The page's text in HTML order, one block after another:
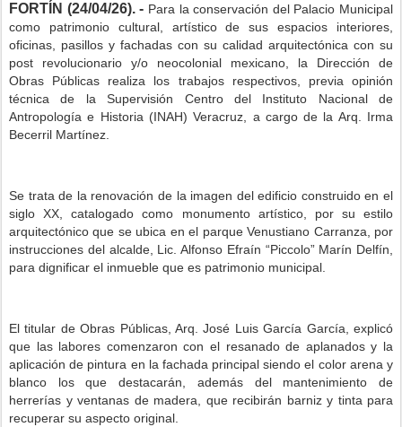
FORTÍN (24/04/26). - Para la conservación del Palacio Municipal
como patrimonio cultural, artístico de sus espacios interiores,
oficinas, pasillos y fachadas con su calidad arquitectónica con su
post revolucionario y/o neocolonial mexicano, la Dirección de
Obras Públicas realiza los trabajos respectivos, previa opinión
técnica de la Supervisión Centro del Instituto Nacional de
Antropología e Historia (INAH) Veracruz, a cargo de la Arq. Irma
Becerril Martínez.
Se trata de la renovación de la imagen del edificio construido en el
siglo XX, catalogado como monumento artístico, por su estilo
arquitectónico que se ubica en el parque Venustiano Carranza, por
instrucciones del alcalde, Lic. Alfonso Efraín “Piccolo” Marín Delfín,
para dignificar el inmueble que es patrimonio municipal.
El titular de Obras Públicas, Arq. José Luis García García, explicó
que las labores comenzaron con el resanado de aplanados y la
aplicación de pintura en la fachada principal siendo el color arena y
blanco los que destacarán, además del mantenimiento de
herrerías y ventanas de madera, que recibirán barniz y tinta para
recuperar su aspecto original.